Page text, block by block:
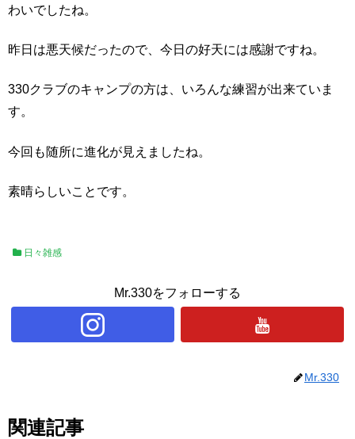
わいでしたね。
昨日は悪天候だったので、今日の好天には感謝ですね。
330クラブのキャンプの方は、いろんな練習が出来ていま
す。
今回も随所に進化が見えましたね。
素晴らしいことです。
日々雑感
Mr.330をフォローする
Mr.330
関連記事